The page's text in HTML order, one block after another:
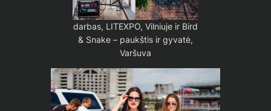
darbas, LITEXPO, Vilniuje ir Bird
& Snake – paukštis ir gyvatė,
Varšuva